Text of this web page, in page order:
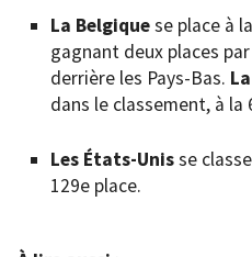
La Belgiquese place à
gagnant deux places
derrière les Pays-Bas.
dans le classement, à la
Les États-Unisse
129e place.